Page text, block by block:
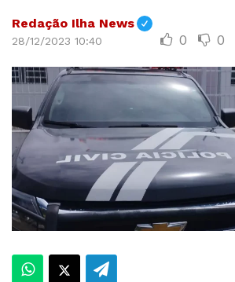
Redação Ilha News
28/12/2023 10:40 0 0